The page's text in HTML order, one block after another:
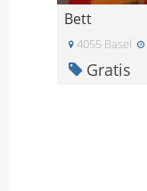
Bett
4055 Basel
Gratis